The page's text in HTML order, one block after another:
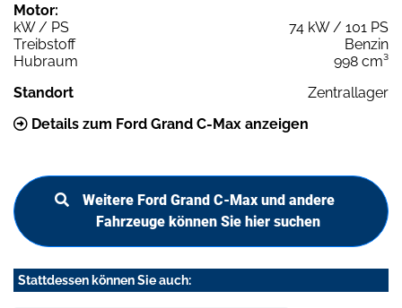
Motor:
kW / PS
74 kW / 101 PS
Treibstoff
Benzin
Hubraum
998 cm³
Standort
Zentrallager
Details zum Ford Grand C-Max anzeigen
Weitere Ford Grand C-Max und andere
Fahrzeuge können Sie hier suchen
Stattdessen können Sie auch: